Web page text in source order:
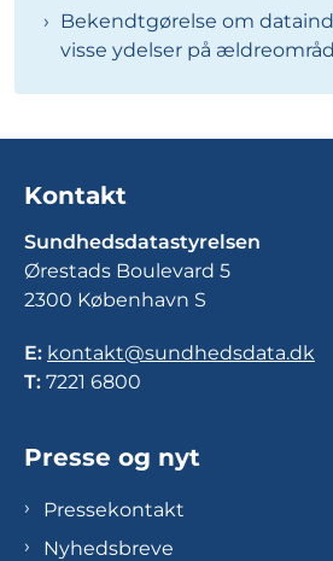
Bekendtgørelse om
visse ydelser på
Kontakt
Sundhedsdatastyrelsen
Ørestads Boulevard 5
2300 København S
E: kontakt@sundhedsdata.dk
T: 7221 6800
Presse og nyt
Pressekontakt
Nyhedsbreve